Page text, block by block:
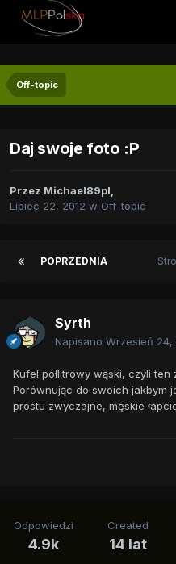
Off-topic
Daj swoje foto :P
Przez Michael89pl,
Lipiec 22, 2012 w Off-topic
POPRZEDNIA
Syrth
Napisano Wrzesień 24,
Kufel półlitrowy wąski, czyli
Porównując do swoich jakbym
prostu zwyczajne, męskie
Odpowiedzi
4.9k
Created
14 lat